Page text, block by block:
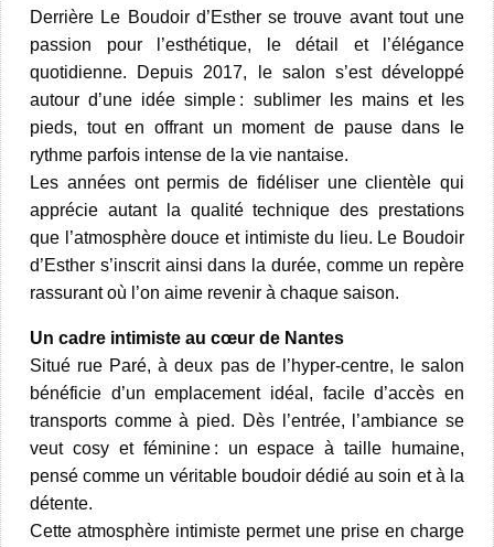
Derrière Le Boudoir d’Esther se trouve avant tout une
passion pour l’esthétique, le détail et l’élégance
quotidienne. Depuis 2017, le salon s’est développé
autour d’une idée simple : sublimer les mains et les
pieds, tout en offrant un moment de pause dans le
rythme parfois intense de la vie nantaise.​
Les années ont permis de fidéliser une clientèle qui
apprécie autant la qualité technique des prestations
que l’atmosphère douce et intimiste du lieu. Le Boudoir
d’Esther s’inscrit ainsi dans la durée, comme un repère
rassurant où l’on aime revenir à chaque saison.​
Un cadre intimiste au cœur de Nantes
Situé rue Paré, à deux pas de l’hyper-centre, le salon
bénéficie d’un emplacement idéal, facile d’accès en
transports comme à pied. Dès l’entrée, l’ambiance se
veut cosy et féminine : un espace à taille humaine,
pensé comme un véritable boudoir dédié au soin et à la
détente.​
Cette atmosphère intimiste permet une prise en charge